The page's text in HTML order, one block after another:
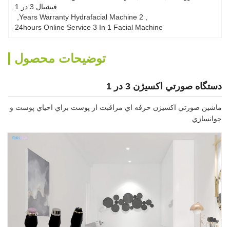
فیشیال 3 در 1
2 Years Warranty Hydrafacial Machine
24hours Online Service 3 In 1 Facial Machine
توضیحات محصول
دستگاه صورتي اکسيژن 3 در 1
ماشين صورتي اکسيژن حرفه اي مراقبت از پوست براي احياي پوست و
جوانسازي